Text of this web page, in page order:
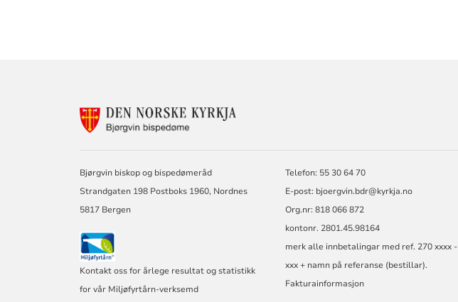
KONTAKTINFORMASJON
Bjørgvin biskop og bispedømeråd
Strandgaten 198 Postboks 1960, Nordnes
5817 Bergen
Kontakt oss for årlege resultat og statistikk
for vår Miljøfyrtårn-verksemd
Telefon: 55 30 64 70
E-post: bjoergvin.bdr@kyrkja.no
Org.nr: 818 066 872
kontonr. 2801.45.98164
merk alle innbetalingar med ref. 270 xxxx -
xxx + namn på referanse (bestillar).
Fakturainformasjon